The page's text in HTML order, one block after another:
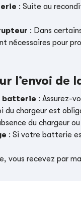
: Suite au
: Dans
nécessaires pour
l’envoi de
batterie : Assurez-
du chargeur est
du chargeur
: Si votre batterie
vous recevez par